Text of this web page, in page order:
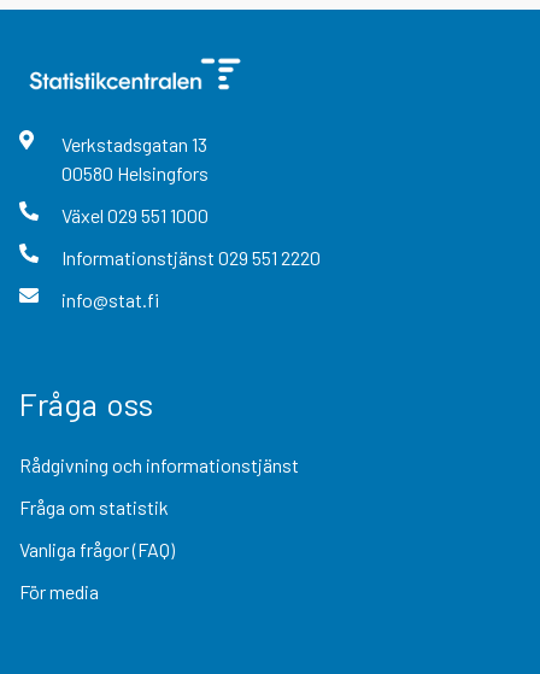
Verkstadsgatan 13
00580 Helsingfors
Växel 029 551 1000
Informationstjänst 029 551 2220
info@stat.fi
Fråga oss
Rådgivning och informationstjänst
Fråga om statistik
Vanliga frågor (FAQ)
För media